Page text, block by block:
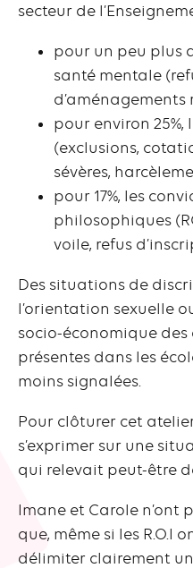
secteur de
pour un peu plus
santé mentale
pour environ 25%,
(exclusions,
sévères,
pour 17%, les
philosophiques
voile, refus
Des situations de
l’orientation sexuelle
socio-économique des
présentes dans les
moins signalées.
Pour clôturer cet
s’exprimer sur une
qui relevait peut-être
Imane et Carole n’ont
que, même si les R.O.I
délimiter clairement